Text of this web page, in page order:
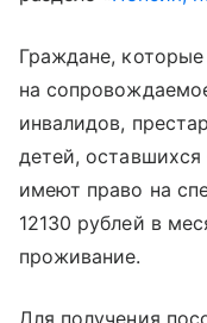
Граждане,
на
инвалидов,
детей, оставшихся
имеют право на
12130 рублей в
проживание.
Для получения